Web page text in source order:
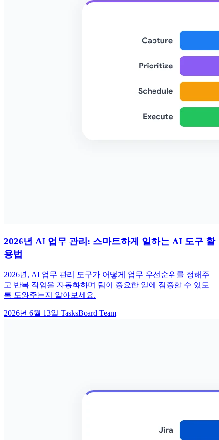
2026년 AI 업무 관리: 스마트하게 일하는 AI 도구 활
용법
2026년, AI 업무 관리 도구가 어떻게 업무 우선순위를 정해주
고 반복 작업을 자동화하며 팀이 중요한 일에 집중할 수 있도
록 도와주는지 알아보세요.
2026년 6월 13일 TasksBoard Team